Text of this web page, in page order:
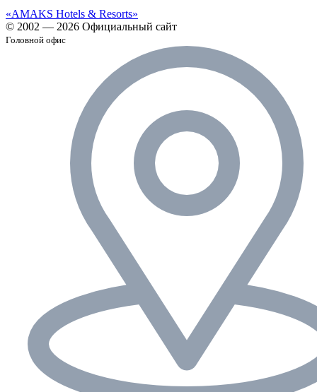
«AMAKS Hotels & Resorts»
© 2002 — 2026 Официальный сайт
Головной офис